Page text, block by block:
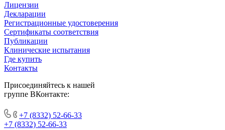
Лицензии
Декларации
Регистрационные удостоверения
Сертификаты соответствия
Публикации
Клинические испытания
Где купить
Контакты
Присоединяйтесь к нашей
группе ВКонтакте:
+7 (8332) 52-66-33
+7 (8332) 52-66-33